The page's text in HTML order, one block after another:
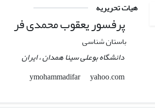
هیات تحریریه
پرفسور یعقوب محمدی فر
باستان شناسی
دانشگاه بوعلی سینا همدان ، ایران
yahoo.com